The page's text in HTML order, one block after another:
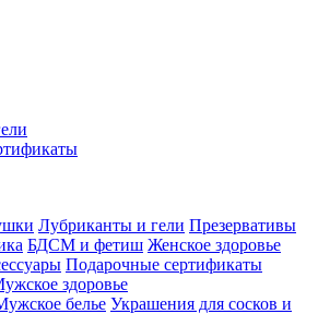
Лубриканты и гели Презервативы
БДСМ и фетиш Женское здоровье
Подарочные сертификаты
здоровье
белье Украшения для сосков и